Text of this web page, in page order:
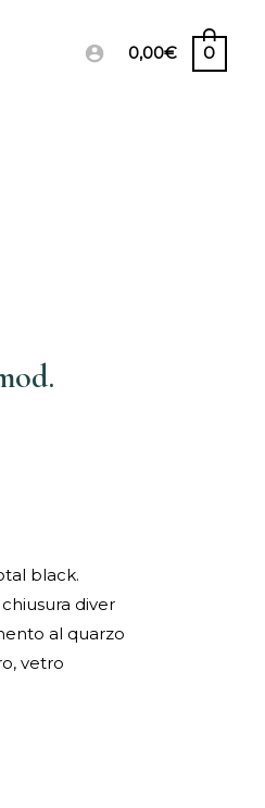
0,00€ 0
black.
diver
al quarzo
vetro